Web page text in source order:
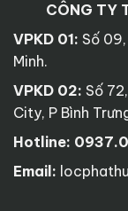
CÔNG TY
VPKD 01: Số
Minh.
VPKD 02: Số
City, P Bình
Hotline:
Email: